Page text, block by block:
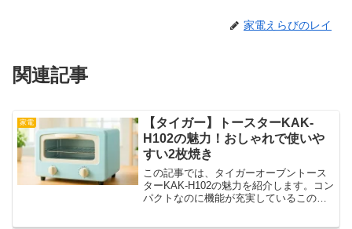
家電えらびのレイ
関連記事
家電
【タイガー】トースターKAK-
H102の魅力！おしゃれで使いや
すい2枚焼き
この記事では、タイガーオーブントース
ターKAK-H102の魅力を紹介します。コン
パクトなのに機能が充実しているこのト